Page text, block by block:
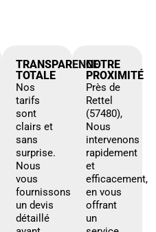
TRANSPARENCE
TOTALE
Nos
tarifs
sont
clairs et
sans
surprise.
Nous
vous
fournissons
un devis
détaillé
NOTRE
PROXIMITÉ
Près de
Rettel
(57480),
Nous
intervenons
rapidement
et
efficacement,
en vous
offrant
un